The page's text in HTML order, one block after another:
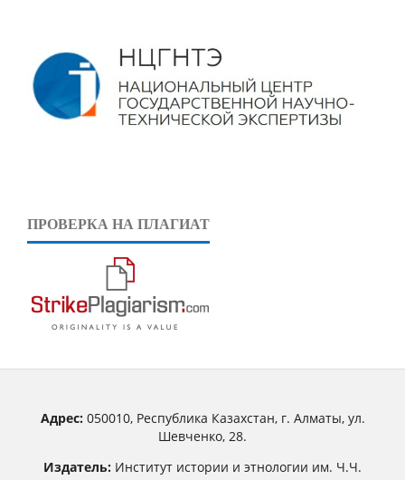
ПРОВЕРКА НА ПЛАГИАТ
Адрес:050010, Республика Казахстан, г. Алматы, ул.
Шевченко, 28.
Издатель: Институт истории и этнологии им. Ч.Ч.